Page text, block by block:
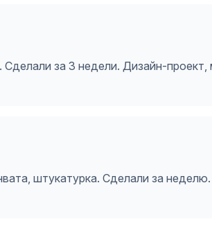
за 3 недели. Дизайн-
штукатурка. Сделали за